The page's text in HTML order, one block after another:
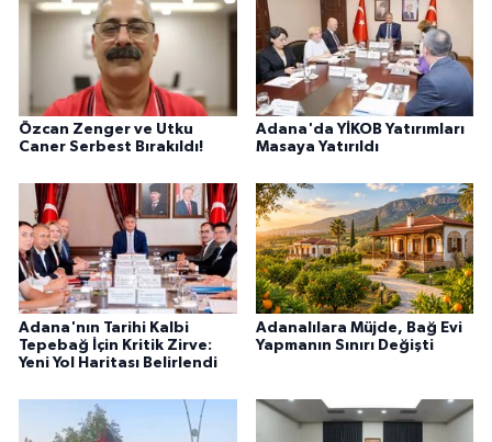
Özcan Zenger ve Utku
Caner Serbest Bırakıldı!
Adana'da YİKOB Yatırımları
Masaya Yatırıldı
Adana'nın Tarihi Kalbi
Tepebağ İçin Kritik Zirve:
Yeni Yol Haritası Belirlendi
Adanalılara Müjde, Bağ Evi
Yapmanın Sınırı Değişti